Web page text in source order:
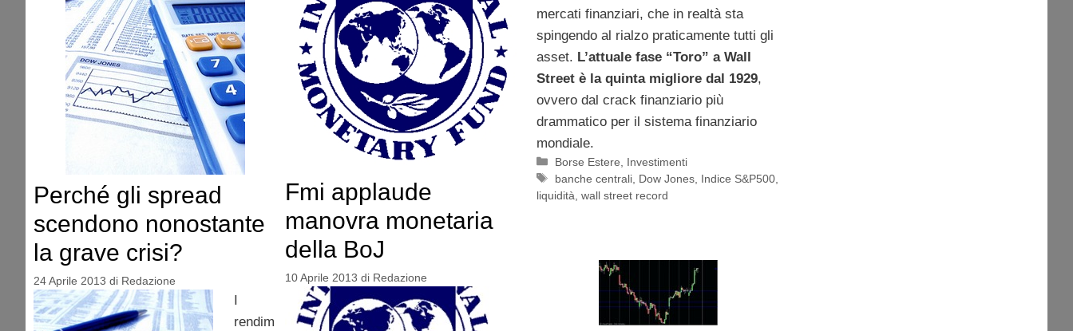
mercati finanziari, che in realtà sta
spingendo al rialzo praticamente tutti gli
asset. L’attuale fase “Toro” a Wall
Street è la quinta migliore dal 1929,
ovvero dal crack finanziario più
drammatico per il sistema finanziario
mondiale.
Categorie
Borse Estere
Investimenti
Tag
banche centrali Dow Jones Indice S&P500
liquidità wall street record
Perché gli spread
scendono nonostante
la grave crisi?
24 Aprile 2013 di Redazione
I
rendim
Fmi applaude
manovra monetaria
della BoJ
10 Aprile 2013 di Redazione